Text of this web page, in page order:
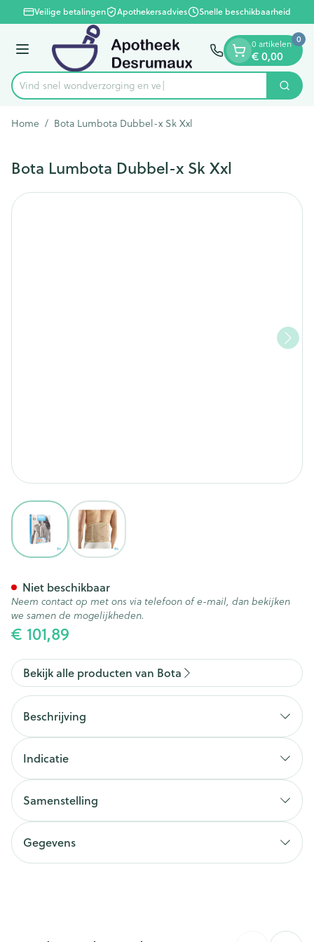
Ga naar de inhoud
1 van 1Veilige betalingen Apothekersadvies Snelle beschikbaarheid
Menu
Product, merk, categorie...
Vind snel wondverzorgi Zoek
0 artikelen
€ 0,00
0
Home / Bota Lumbota Dubbel-x Sk Xxl
Bota Lumbota Dubbel-x Sk Xxl
View larger imageView larger image
€ 101,89
Niet beschikbaar
Neem contact op met ons via telefoon of e-mail, dan bekijken
we samen de mogelijkheden.
Bekijk alle producten van Bota
Beschrijving
Indicatie
Samenstelling
Gegevens